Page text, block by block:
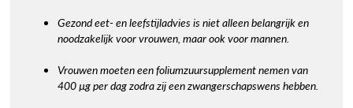
Gezond eet- en leefstijladvies is niet alleen belangrijk en
noodzakelijk voor vrouwen, maar ook voor mannen.
Vrouwen moeten een foliumzuursupplement nemen van
400 µg per dag zodra zij een zwangerschapswens hebben.